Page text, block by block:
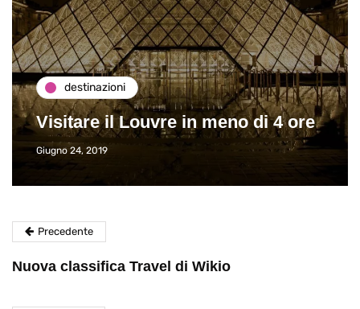
destinazioni
Visitare il Louvre in meno di 4 ore
Giugno 24, 2019
Precedente
Nuova classifica Travel di Wikio